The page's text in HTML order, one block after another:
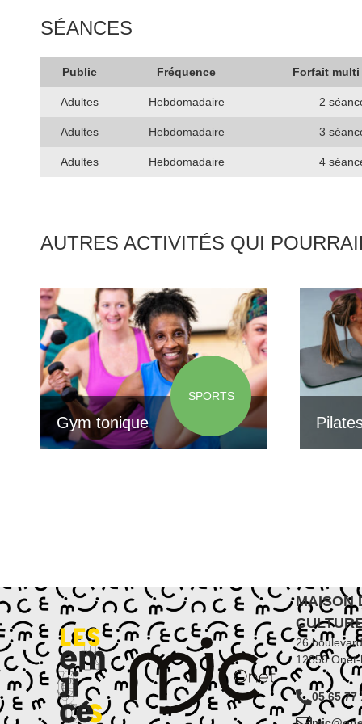
SÉANCES
Public Fréquence Forfait
Adultes Hebdomadaire 2
Adultes Hebdomadaire 3
Adultes Hebdomadaire 4
AUTRES ACTIVITÉS QUI
Gym tonique
SPORTS
MAISON
26
12850
05 65 77